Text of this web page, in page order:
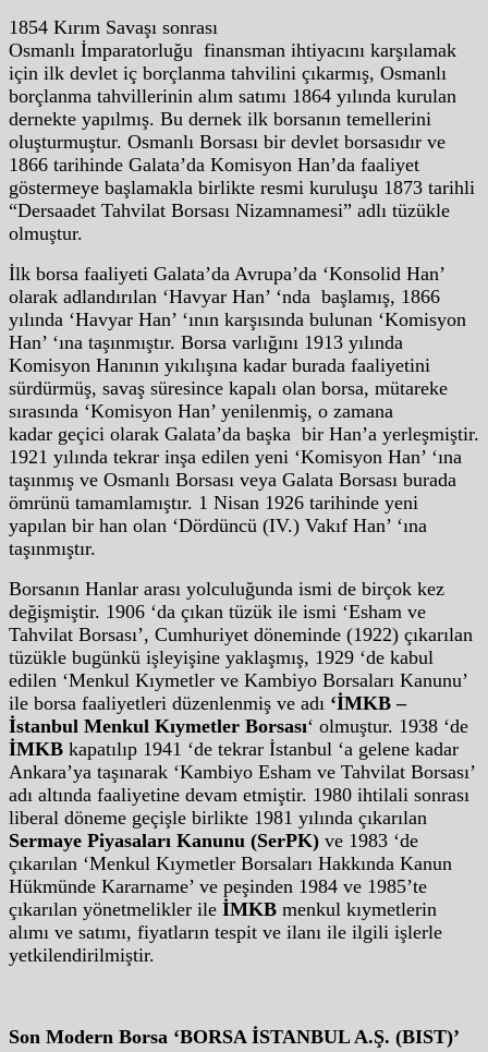
1854 Kırım Savaşı sonrası
Osmanlı İmparatorluğu finansman ihtiyacını karşılamak
için ilk devlet iç borçlanma tahvilini çıkarmış, Osmanlı
borçlanma tahvillerinin alım satımı 1864 yılında kurulan
dernekte yapılmış. Bu dernek ilk borsanın temellerini
oluşturmuştur. Osmanlı Borsası bir devlet borsasıdır ve
1866 tarihinde Galata’da Komisyon Han’da faaliyet
göstermeye başlamakla birlikte resmi kuruluşu 1873 tarihli
“Dersaadet Tahvilat Borsası Nizamnamesi” adlı tüzükle
olmuştur.
İlk borsa faaliyeti Galata’da Avrupa’da ‘Konsolid Han’
olarak adlandırılan ‘Havyar Han’ ‘nda başlamış, 1866
yılında ‘Havyar Han’ ‘ının karşısında bulunan ‘Komisyon
Han’ ‘ına taşınmıştır. Borsa varlığını 1913 yılında
Komisyon Hanının yıkılışına kadar burada faaliyetini
sürdürmüş, savaş süresince kapalı olan borsa, mütareke
sırasında ‘Komisyon Han’ yenilenmiş, o zamana
kadar geçici olarak Galata’da başka bir Han’a yerleşmiştir.
1921 yılında tekrar inşa edilen yeni ‘Komisyon Han’ ‘ına
taşınmış ve Osmanlı Borsası veya Galata Borsası burada
ömrünü tamamlamıştır. 1 Nisan 1926 tarihinde yeni
yapılan bir han olan ‘Dördüncü (IV.) Vakıf Han’ ‘ına
taşınmıştır.
Borsanın Hanlar arası yolculuğunda ismi de birçok kez
değişmiştir. 1906 ‘da çıkan tüzük ile ismi ‘Esham ve
Tahvilat Borsası’, Cumhuriyet döneminde (1922) çıkarılan
tüzükle bugünkü işleyişine yaklaşmış, 1929 ‘de kabul
edilen ‘Menkul Kıymetler ve Kambiyo Borsaları Kanunu’
ile borsa faaliyetleri düzenlenmiş ve adı ‘İMKB –
İstanbul Menkul Kıymetler Borsası‘ olmuştur. 1938 ‘de
İMKB kapatılıp 1941 ‘de tekrar İstanbul ‘a gelene kadar
Ankara’ya taşınarak ‘Kambiyo Esham ve Tahvilat Borsası’
adı altında faaliyetine devam etmiştir. 1980 ihtilali sonrası
liberal döneme geçişle birlikte 1981 yılında çıkarılan
Sermaye Piyasaları Kanunu (SerPK) ve 1983 ‘de
çıkarılan ‘Menkul Kıymetler Borsaları Hakkında Kanun
Hükmünde Kararname’ ve peşinden 1984 ve 1985’te
çıkarılan yönetmelikler ile İMKB menkul kıymetlerin
alımı ve satımı, fiyatların tespit ve ilanı ile ilgili işlerle
yetkilendirilmiştir.
Son Modern Borsa ‘BORSA İSTANBUL A.Ş. (BIST)’